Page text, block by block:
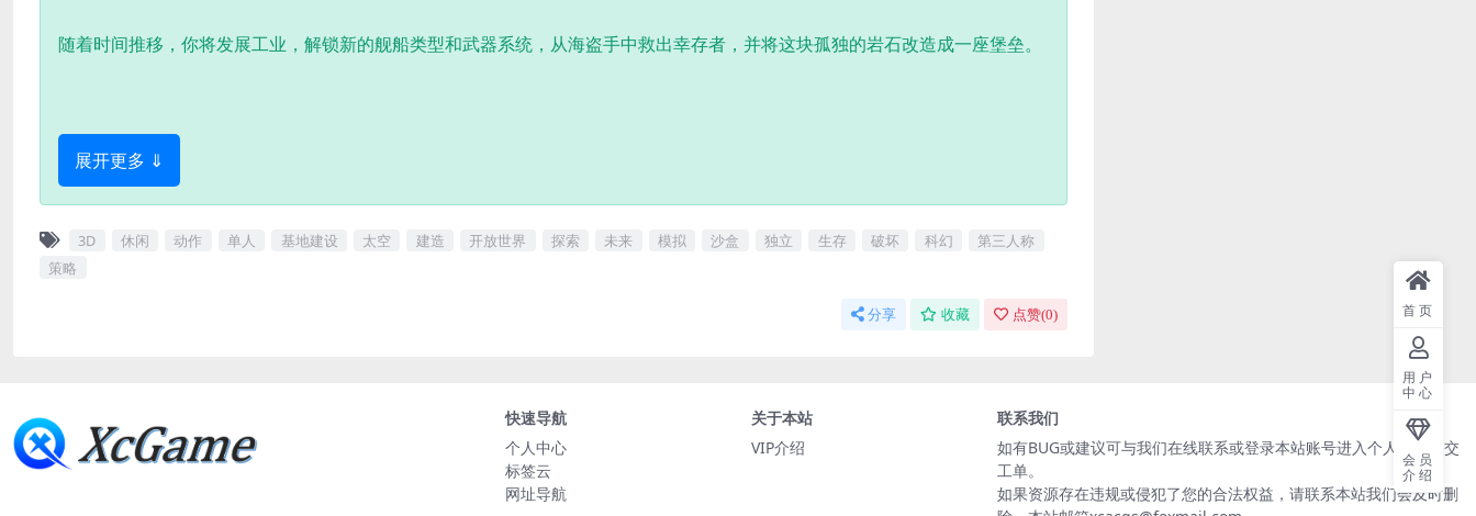
随着时间推移，你将发展工业，解锁新的舰船类型和武器系统，从海盗手中救出幸存者，并将这块孤独的岩石改造成一座堡垒。
展开更多 ⇓
3D 休闲 动作 单人 基地建设 太空 建造 开放世界 探索 未来 模拟 沙盒 独立 生存 破坏 科幻
第三人称
策略
分享 收藏 点赞(0)
快速导航
个人中心
标签云
网址导航
关于本站
VIP介绍
联系我们
如有BUG或建议可与我们在线联系或登录本站账号进入个人中心提交
工单。
如果资源存在违规或侵犯了您的合法权益，请联系本站我们会及时删
首页
用户
中心
会员
介绍